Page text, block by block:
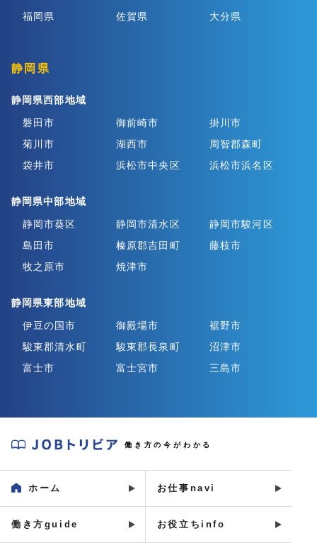
福岡県
佐賀県 大分県
静岡県
静岡県西部地域
磐田市
御前崎市
掛川市
菊川市
湖西市
周智郡森町
袋井市
浜松市中央区 浜松市浜名区
静岡県中部地域
静岡市葵区
静岡市清水区
静岡市駿河区
島田市
榛原郡吉田町
藤枝市
牧之原市
焼津市
静岡県東部地域
伊豆の国市
御殿場市
裾野市
駿東郡清水町
駿東郡長泉町
沼津市
富士市
富士宮市 三島市
J
B
リ
ビ
働き方の今がわかる
ホーム お仕事navi
働き方guide お役立ちinfo